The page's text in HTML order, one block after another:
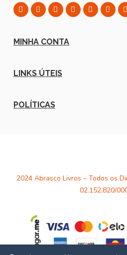
MINHA CONTA
LINKS ÚTEIS
POLÍTICAS
2024 Abrasco Livros – Todos os
02.152.820/